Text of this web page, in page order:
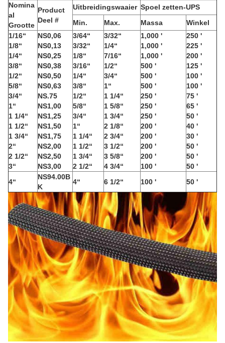
Nomina
al
Grootte
Product
Deel #
Uitbreidingswaaier Spoel zetten-UPS
Min.
Max. Massa
Winkel
1/16“
1/8“
1/4“
3/8“
1/2“
5/8“
3/4“
1“
1 1/4“
1 1/2“
1 3/4“
2“
2 1/2“
3“
NS0,06
NS0,13
NS0,25
NS0,38
NS0,50
NS0,63
NS.75
NS1,00
NS1,25
NS1,50
NS1,75
NS2,00
NS2,50
NS3,00
3/64“
3/32“
1/8“
3/16“
1/4“
3/8“
1/2“
5/8“
3/4“
1“
1 1/4“
1 1/2“
1 3/4“
2 1/2“
3/32“
1/4“
7/16“
1/2“
3/4“
1“
1 1/4“
1 5/8“
1 3/4“
2 1/8“
2 3/4“
3 1/2“
3 5/8“
4 3/4“
1,000 '
1,000 '
1,000 '
500 '
500 '
500 '
250 '
250 '
250 '
200 '
200 '
200 '
200 '
100 '
250 '
225 '
200 '
125 '
100 '
100 '
75 '
65 '
50 '
40 '
30 '
50 '
50 '
50 '
4“
NS94.00B
K
4“ 6 1/2“ 100 ' 50 '